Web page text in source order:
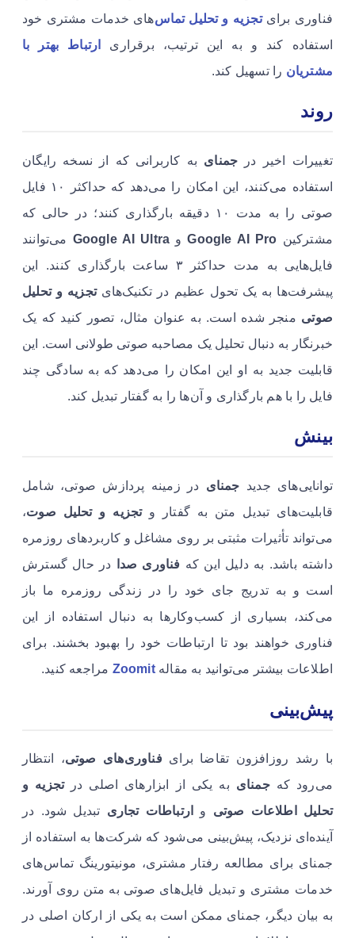
فناوری برایتجزیه و تحلیل تماس‌های خدمات مشتری خود
استفاده کند و به این ترتیب، برقراری
ارتباط بهتر با
مشتریان را تسهیل کند.
روند
تغییرات اخیر در جمنای به کاربرانی که از نسخه رایگان
استفاده می‌کنند، این امکان را می‌دهد که حداکثر ۱۰ فایل
صوتی را به مدت ۱۰ دقیقه بارگذاری کنند؛ در حالی که
مشترکین Google AI Proو Google AI Ultra می‌توانند
فایل‌هایی به مدت حداکثر ۳ ساعت بارگذاری کنند. این
پیشرفت‌ها به یک تحول عظیم در تکنیک‌هایتجزیه و تحلیل
صوتی منجر شده است. به عنوان مثال، تصور کنید که یک
خبرنگار به دنبال تحلیل یک مصاحبه صوتی طولانی است. این
قابلیت جدید به او این امکان را می‌دهد که به سادگی چند
فایل را با هم بارگذاری و آن‌ها را به گفتار تبدیل کند.
بینش
توانایی‌های جدید جمنای در زمینه پردازش صوتی، شامل
قابلیت‌های تبدیل متن به گفتار وتجزیه و تحلیل صوت،
می‌تواند تأثیرات مثبتی بر روی مشاغل و کاربردهای روزمره
داشته باشد. به دلیل این که فناوری صدا
در حال گسترش
است و به تدریج جای خود را در زندگی روزمره ما باز
می‌کند، بسیاری از کسب‌وکارها به دنبال استفاده از این
فناوری خواهند بود تا ارتباطات خود را بهبود بخشند. برای
اطلاعات بیشتر می‌توانید به مقالهZoomit مراجعه کنید.
پیش‌بینی
با رشد روزافزون تقاضا برایفناوری‌های صوتی، انتظار
می‌رود کهجمنای به یکی از ابزارهای اصلی درتجزیه و
تحلیل اطلاعات صوتی و ارتباطات تجاری تبدیل شود. در
آینده‌ای نزدیک، پیش‌بینی می‌شود که شرکت‌ها به استفاده از
جمنای برای مطالعه رفتار مشتری، مونیتورینگ تماس‌های
خدمات مشتری و تبدیل فایل‌های صوتی به متن روی آورند.
به بیان دیگر، جمنای ممکن است به یکی از ارکان اصلی در